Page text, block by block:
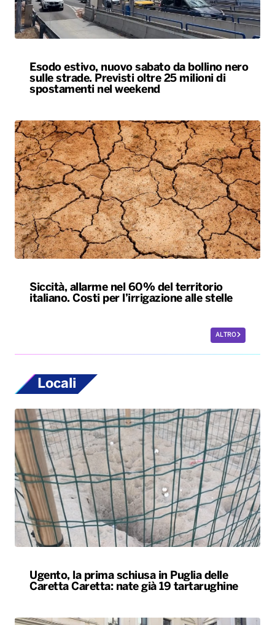
Esodo estivo, nuovo sabato da bollino nero
sulle strade. Previsti oltre 25 milioni di
spostamenti nel weekend
Siccità, allarme nel 60% del territorio
italiano. Costi per l’irrigazione alle stelle
ALTRO
Locali
Ugento, la prima schiusa in Puglia delle
Caretta Caretta: nate già 19 tartarughine